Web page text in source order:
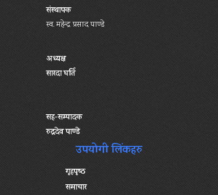
संस्थापक
स्व. महेन्द्र प्रसाद पाण्डे
अध्यक्ष
सारदा घर्ति
सह-सम्पादक
रुद्रदेव पाण्डे
उपयोगी लिंकहरु
गृहपृष्‍ठ
समाचार